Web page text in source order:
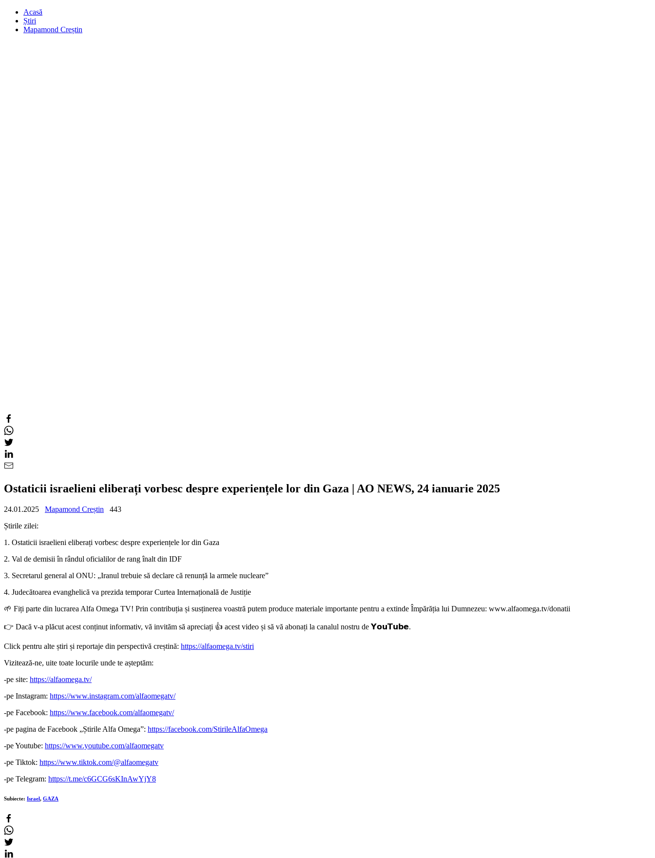
Acasă
Știri
Mapamond Creștin
Ostaticii israelieni eliberați vorbesc despre experiențele lor din Gaza | AO NEWS, 24 ianuarie 2025
24.01.2025 Mapamond Creștin
443
Știrile zilei:
1. Ostaticii israelieni eliberați vorbesc despre experiențele lor din Gaza
2. Val de demisii în rândul oficialilor de rang înalt din IDF
3. Secretarul general al ONU: „Iranul trebuie să declare că renunță la armele nucleare”
4. Judecătoarea evanghelică va prezida temporar Curtea Internațională de Justiție
🌱 Fiți parte din lucrarea Alfa Omega TV! Prin contribuția și susținerea voastră putem produce materiale importante pentru a extinde Împărăția lui Dumnezeu: www.alfaomega.tv/donatii
👉 Dacă v-a plăcut acest conținut informativ, vă invităm să apreciați 👍 acest video și să vă abonați la canalul nostru de 𝗬𝗼𝘂𝗧𝘂𝗯𝗲.
Click pentru alte știri și reportaje din perspectivă creștină: https://alfaomega.tv/stiri
Vizitează-ne, uite toate locurile unde te așteptăm:
-pe site: https://alfaomega.tv/
-pe Instagram: https://www.instagram.com/alfaomegatv/
-pe Facebook: https://www.facebook.com/alfaomegatv/
-pe pagina de Facebook „Știrile Alfa Omega”: https://facebook.com/StirileAlfaOmega
-pe Youtube: https://www.youtube.com/alfaomegatv
-pe Tiktok: https://www.tiktok.com/@alfaomegatv
-pe Telegram: https://t.me/c6GCG6sKInAwYjY8
Subiecte: Israel, GAZA